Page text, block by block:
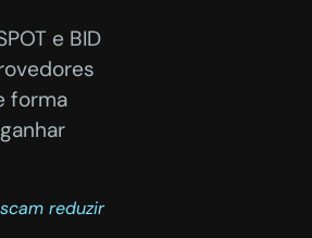
e BID
forma
reduzir